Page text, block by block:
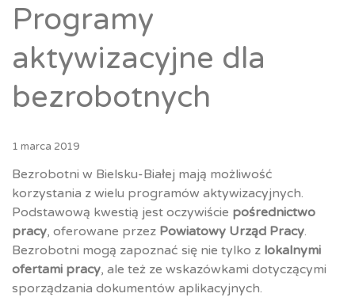
Programy
aktywizacyjne dla
bezrobotnych
1 marca 2019
Bezrobotni w Bielsku-Białej mają możliwość
korzystania z wielu programów aktywizacyjnych.
Podstawową kwestią jest oczywiście pośrednictwo
pracy, oferowane przez Powiatowy Urząd Pracy.
Bezrobotni mogą zapoznać się nie tylko z lokalnymi
ofertami pracy, ale też ze wskazówkami dotyczącymi
sporządzania dokumentów aplikacyjnych.